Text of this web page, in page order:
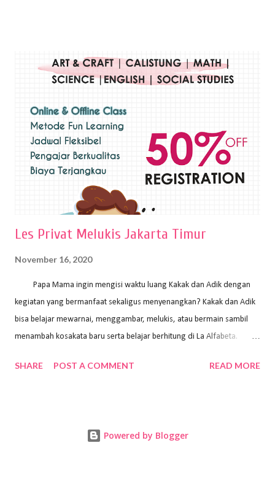
menggunakan bahan dasar cat air, cat akrilik, atau cat minyak dengan
sapuan warna cat yang tebal. Dengan memberikan sapuan warna
pelukis untuk menghasilkan lukisan yang mempesona dan tentunya
bernilai tinggi. Ciri teknik plakat Ciri-ciri teknik plakat, yaitu: Sapuan
warna yang kental dan tebal. Hasil lukisan menutupi seluruh bagian
medianya Mem...
Les Privat Melukis Jakarta Timur
November 16, 2020
Papa Mama ingin mengisi waktu luang Kakak dan Adik dengan
kegiatan yang bermanfaat sekaligus menyenangkan? Kakak dan Adik
bisa belajar mewarnai, menggambar, melukis, atau bermain sambil
menambah kosakata baru serta belajar berhitung di La Alfabeta.
kok untuk mengajar dengan metode yang fun, La Alfabeta
Alfabeta. ⁣⁣⁣⁣Ada pilihan online class maupun offline class lho! Cek
SHARE POST A COMMENT READ MORE
Powered by Blogger